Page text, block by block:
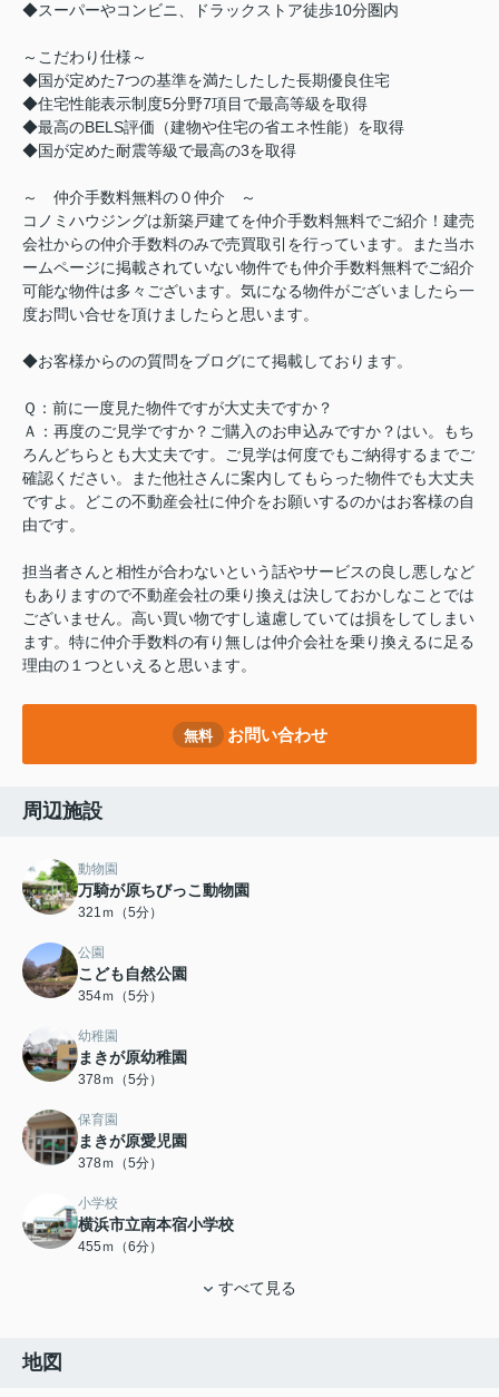
◆スーパーやコンビニ、ドラックストア徒歩10分圏内
～こだわり仕様～
◆国が定めた7つの基準を満たしたした長期優良住宅
◆住宅性能表示制度5分野7項目で最高等級を取得
◆最高のBELS評価（建物や住宅の省エネ性能）を取得
◆国が定めた耐震等級で最高の3を取得
～ 仲介手数料無料の０仲介 ～
コノミハウジングは新築戸建てを仲介手数料無料でご紹介！建売
会社からの仲介手数料のみで売買取引を行っています。また当ホ
ームページに掲載されていない物件でも仲介手数料無料でご紹介
可能な物件は多々ございます。気になる物件がございましたら一
度お問い合せを頂けましたらと思います。
◆お客様からのの質問をブログにて掲載しております。
Ｑ：前に一度見た物件ですが大丈夫ですか？
Ａ：再度のご見学ですか？ご購入のお申込みですか？はい。もち
ろんどちらとも大丈夫です。ご見学は何度でもご納得するまでご
確認ください。また他社さんに案内してもらった物件でも大丈夫
ですよ。どこの不動産会社に仲介をお願いするのかはお客様の自
由です。
担当者さんと相性が合わないという話やサービスの良し悪しなど
もありますので不動産会社の乗り換えは決しておかしなことでは
ございません。高い買い物ですし遠慮していては損をしてしまい
ます。特に仲介手数料の有り無しは仲介会社を乗り換えるに足る
理由の１つといえると思います。
無料 お問い合わせ
周辺施設
動物園
万騎が原ちびっこ動物園
321ｍ（5分）
公園
こども自然公園
354ｍ（5分）
幼稚園
まきが原幼稚園
378ｍ（5分）
保育園
まきが原愛児園
378ｍ（5分）
小学校
横浜市立南本宿小学校
455ｍ（6分）
すべて見る
地図